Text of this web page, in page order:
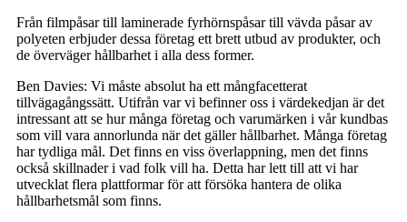
Från filmpåsar till laminerade fyrhörnspåsar till vävda påsar av
polyeten erbjuder dessa företag ett brett utbud av produkter, och
de överväger hållbarhet i alla dess former.
Ben Davies: Vi måste absolut ha ett mångfacetterat
tillvägagångssätt. Utifrån var vi befinner oss i värdekedjan är det
intressant att se hur många företag och varumärken i vår kundbas
som vill vara annorlunda när det gäller hållbarhet. Många företag
har tydliga mål. Det finns en viss överlappning, men det finns
också skillnader i vad folk vill ha. Detta har lett till att vi har
utvecklat flera plattformar för att försöka hantera de olika
hållbarhetsmål som finns.